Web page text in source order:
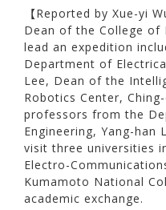
【Reported by Xue-yi
Dean of the College of
lead an expedition
Department of
Lee, Dean of the
Robotics Center,
professors from the
Engineering, Yang-han
visit three universities
Electro-
Kumamoto National